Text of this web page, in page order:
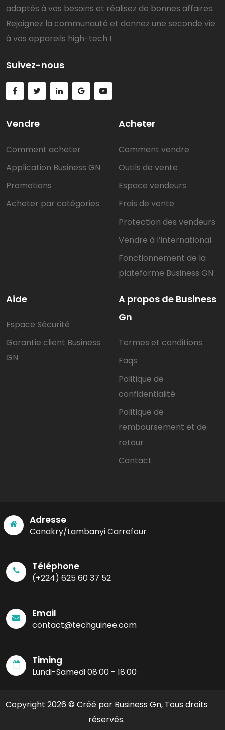
adaptés à vos besoins et réalisez de bonnes affaires.
Rejoignez la communauté et donnez une seconde vie
à vos appareils high-tech !
Suivez-nous
Vendre
Comment acheter
Application Business GN
Promotions
Acheter par catégories
Acheter
Comment vendre
Outils de vente
Espace vendeurs
Frais de vente
Protection des vendeurs
Vendre à l’international
Fonctionnement de la
plateforme Business GN
Aide
Espace Sécurité
Garantie client Business
GN
A propos de Business
Gn
Termes et conditions
Faqs
Politique de
confidentialité
Politique de
remboursement et de
retour
Contact
Adresse
Conakry/Lambanyi Carrefour
Téléphone
(+224) 625 60 37 52
Email
contact@techguinee.com
Timing
Lundi-Samedi 08:00 - 18:00
Copyright 2026 © Créé par Business Gn, Tous droits
réservés.